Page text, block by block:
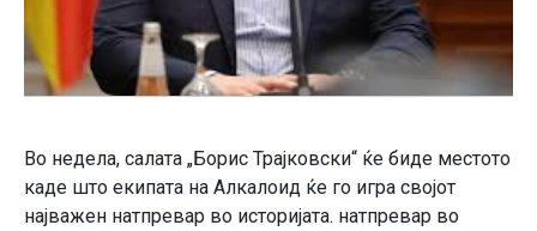
Во недела, салата „Борис Трајковски“ ќе биде местото
каде што екипата на Алкалоид ќе го игра својот
најважен натпревар во историјата. натпревар во